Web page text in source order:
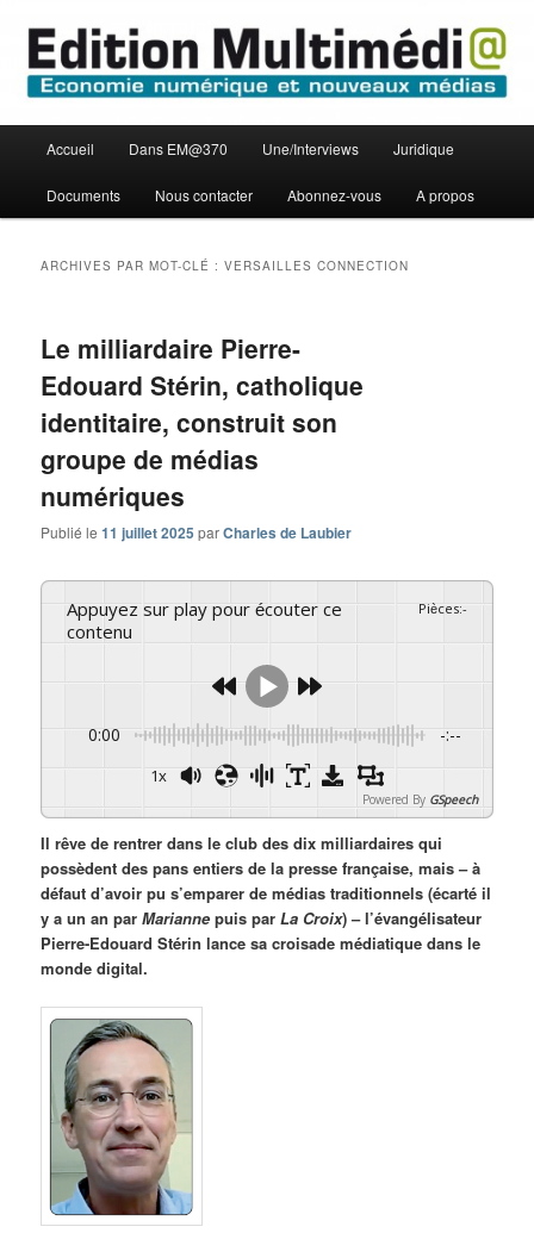
contenu
principal
contenu
secondaire
Edition Multimédi@
principal
Accueil Dans EM@370 Une/Interviews Juridique
Documents Nous contacter Abonnez-vous A propos
ARCHIVES PAR MOT-CLÉ :VERSAILLES CONNECTION
Le milliardaire Pierre-
Edouard Stérin, catholique
identitaire, construit son
groupe de médias
numériques
Publié le11 juillet 2025 parCharles de Laubier
Appuyez sur play pour écouter ce
contenu
Pièces:-
0:00 -:--
1x
Powered By GSpeech
Il rêve de rentrer dans le club des dix milliardaires qui
possèdent des pans entiers de la presse française, mais – à
défaut d’avoir pu s’emparer de médias traditionnels (écarté il
y a un an parMarianne puis parLa Croix) – l’évangélisateur
Pierre-Edouard Stérin lance sa croisade médiatique dans le
monde digital.